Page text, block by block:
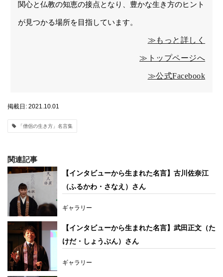
関心と仏教の知恵の接点となり、豊かな生き方のヒント
が見つかる場所を目指しています。
≫もっと詳しく
≫トップページへ
≫公式Facebook
掲載日: 2021.10.01
「僧侶の生き方」名言集
関連記事
【インタビューから生まれた名言】古川佐奈江
（ふるかわ・さなえ）さん
ギャラリー
【インタビューから生まれた名言】武田正文（た
けだ・しょうぶん）さん
ギャラリー